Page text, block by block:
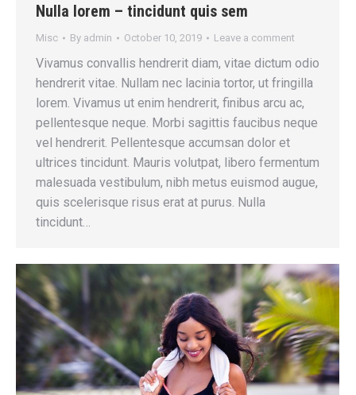
Nulla lorem – tincidunt quis sem
Misc By admin October 10, 2019 Leave a comment
Vivamus convallis hendrerit diam, vitae dictum odio
hendrerit vitae. Nullam nec lacinia tortor, ut fringilla
lorem. Vivamus ut enim hendrerit, finibus arcu ac,
pellentesque neque. Morbi sagittis faucibus neque
vel hendrerit. Pellentesque accumsan dolor et
ultrices tincidunt. Mauris volutpat, libero fermentum
malesuada vestibulum, nibh metus euismod augue,
quis scelerisque risus erat at purus. Nulla
tincidunt…